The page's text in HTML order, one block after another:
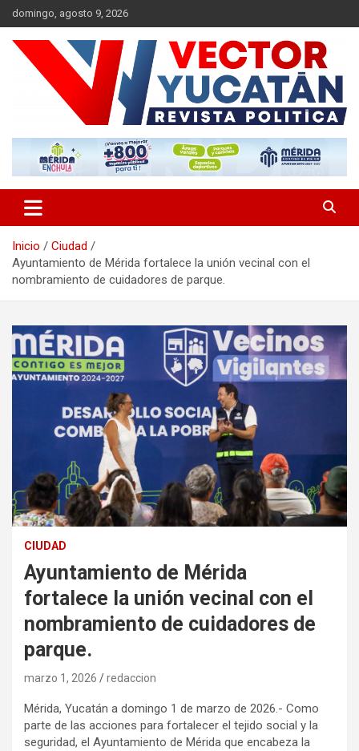
Saltar
al
contenido
domingo, agosto 9, 2026
Vector Yucatán
Inicio
Ciudad
Ayuntamiento de Mérida fortalece la unión vecinal con el
nombramiento de cuidadores de parque.
CIUDAD
Ayuntamiento de Mérida
fortalece la unión vecinal con el
nombramiento de cuidadores de
parque.
marzo 1, 2026 redaccion
Mérida, Yucatán a domingo 1 de marzo de 2026.- Como
parte de las acciones para fortalecer el tejido social y la
seguridad, el Ayuntamiento de Mérida que encabeza la